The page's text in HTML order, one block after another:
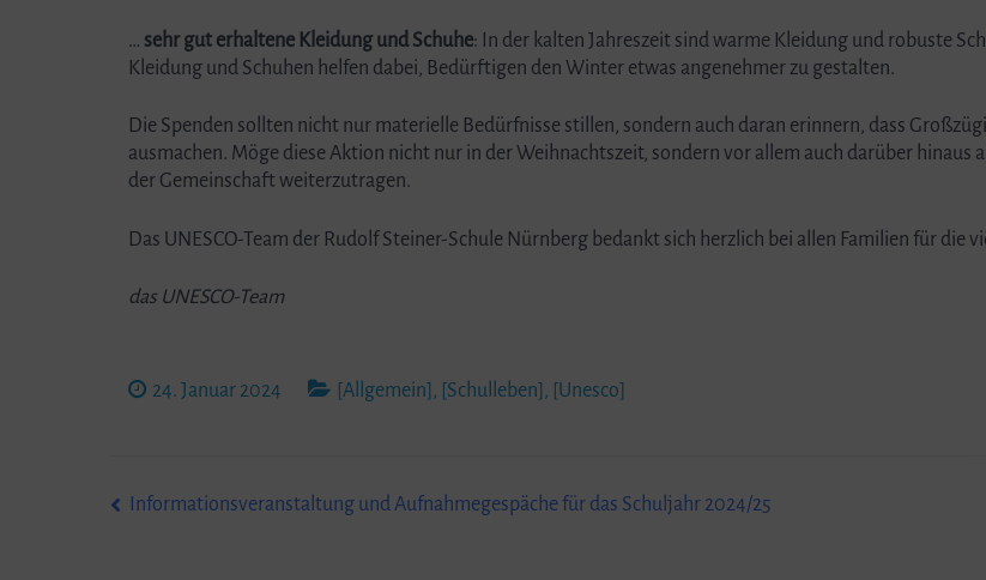
… sehr gut erhaltene Kleidung und Schuhe: In der kalten Jahreszeit sind warme Kleidung und robuste
Kleidung und Schuhen helfen dabei, Bedürftigen den Winter etwas angenehmer zu gestalten.
Die Spenden sollten nicht nur materielle Bedürfnisse stillen, sondern auch daran erinnern, dass
ausmachen. Möge diese Aktion nicht nur in der Weihnachtszeit, sondern vor allem auch darüber hinaus
der Gemeinschaft weiterzutragen.
Das UNESCO-Team der Rudolf Steiner-Schule Nürnberg bedankt sich herzlich bei allen Familien für die
das UNESCO-Team
24. Januar 2024 [Allgemein] , [Schulleben] , [Unesco]
Beitragsnavigation
Informationsveranstaltung und Aufnahmegespäche für das Schuljahr 2024/25